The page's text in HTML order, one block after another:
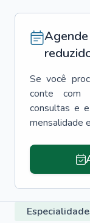
Se você
conte com
consultas e
mensalidade